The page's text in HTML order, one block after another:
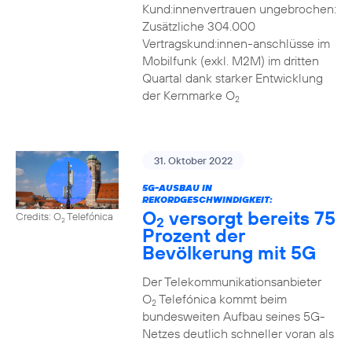
Kund:innenvertrauen ungebrochen:
Zusätzliche 304.000
Vertragskund:innen-anschlüsse im
Mobilfunk (exkl. M2M) im dritten
Quartal dank starker Entwicklung
der Kernmarke O2
Credits: O2Telefónica
31. Oktober 2022
5G-AUSBAU IN
REKORDGESCHWINDIGKEIT:
O2 versorgt bereits 75
Prozent der
Bevölkerung mit 5G
Der Telekommunikationsanbieter
O2Telefónica kommt beim
bundesweiten Aufbau seines 5G-
Netzes deutlich schneller voran als